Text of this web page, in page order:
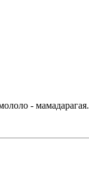
- мамадарагая.